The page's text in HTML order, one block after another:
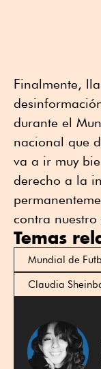
Finalmente,
durante el
nacional que
va a ir muy
derecho a la
contra nuestro
Temas
Mundial de
Claudia